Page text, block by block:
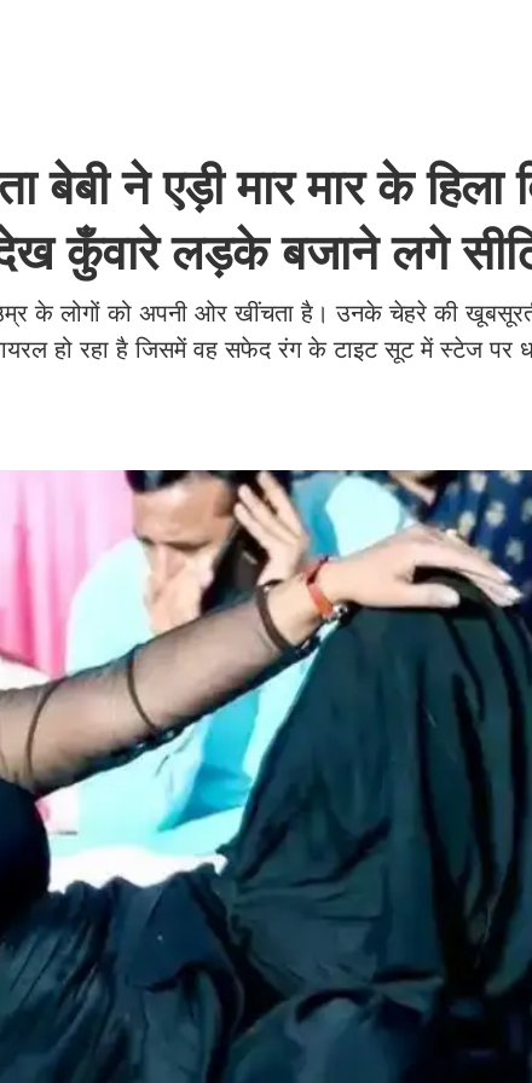
ने एड़ी मार मार के हिला
कुँवारे लड़के बजाने लगे
के लोगों को अपनी ओर खींचता है। उनके चेहरे की
हो रहा है जिसमें वह सफेद रंग के टाइट सूट में स्टेज पर